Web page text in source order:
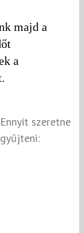
majd a
a
Ennyit szeretne
gyűjteni: